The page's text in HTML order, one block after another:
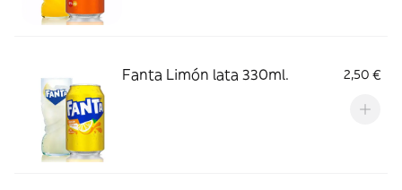
Fanta Limón lata 330ml. 2,50 €